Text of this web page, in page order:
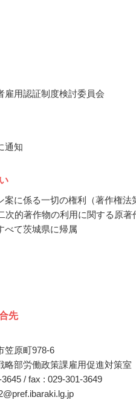
雇用認証制度検討委員会
通知
案に係る一切の権利（著作権法
次的著作物の利用に関する原
べて茨城県に帰属
先
笠原町978-6
略部労働政策課雇用促進対策室
/ fax : 029-301-3649